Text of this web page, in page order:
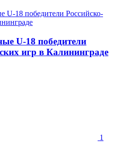
U-18 победители
игр в Калининграде
1